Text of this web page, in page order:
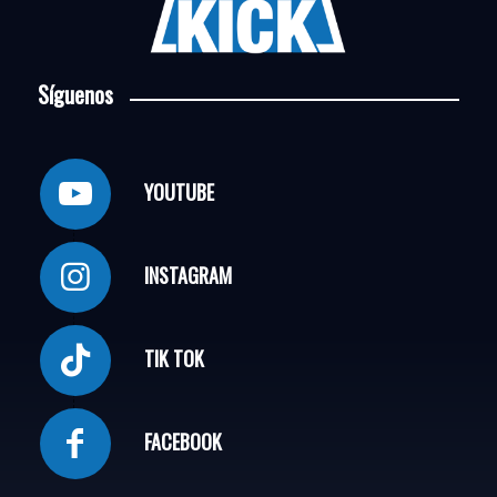
Síguenos
YOUTUBE
INSTAGRAM
TIK TOK
FACEBOOK